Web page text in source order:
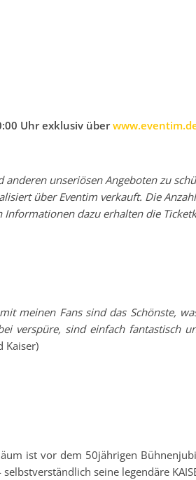
Uhr exklusiv über
unseriösen Angeboten zu
über Eventim verkauft. Die
Informationen dazu erhalten die
meinen Fans sind das Schönste,
verspüre, sind einfach fantastisch
Kaiser)
ist vor dem 50jährigen
seine legendäre